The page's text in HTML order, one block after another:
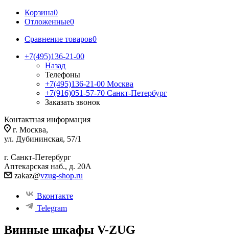
Корзина0
Отложенные0
Сравнение товаров0
+7(495)136-21-00‬
Назад
Телефоны
+7(495)136-21-00‬ Москва
+7(916)051-57-70 Санкт-Петербург
Заказать звонок
Контактная информация
г. Москва,
ул. Дубининская, 57/1
г. Санкт-Петербург
Аптекарская наб., д. 20А
zakaz@vzug-shop.ru
Вконтакте
Telegram
Винные шкафы V-ZUG